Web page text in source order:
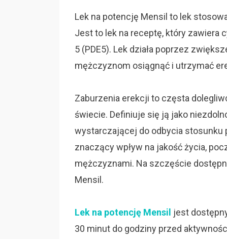
Lek na potencję Mensil to lek
Jest to lek na receptę, który zawiera
5 (PDE5). Lek działa poprzez
mężczyznom osiągnąć i utrzymać
Zaburzenia erekcji to częsta
świecie. Definiuje się ją jako
wystarczającej do odbycia stosunku
znaczący wpływ na jakość życia,
mężczyznami. Na szczęście
Mensil.
Lek na potencję Mensil jest
30 minut do godziny przed